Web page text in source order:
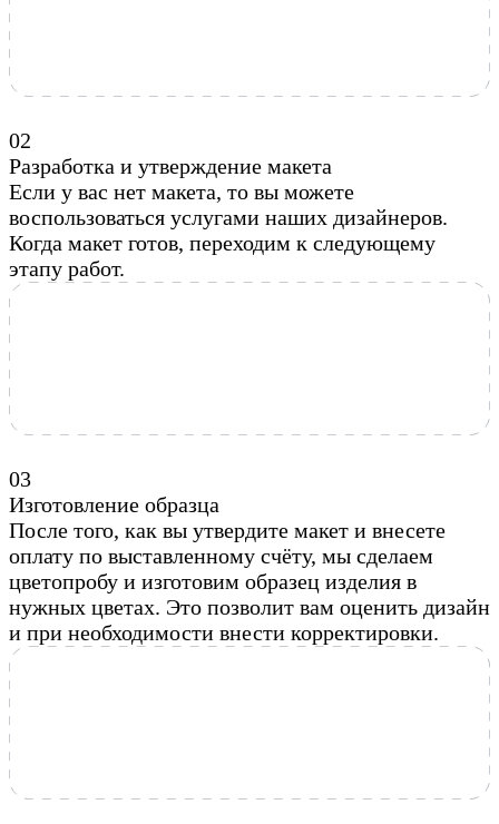
02
Разработка и утверждение макета
Если у вас нет макета, то вы можете
воспользоваться услугами наших дизайнеров.
Когда макет готов, переходим к следующему
этапу работ.
03
Изготовление образца
После того, как вы утвердите макет и внесете
оплату по выставленному счёту, мы сделаем
цветопробу и изготовим образец изделия в
нужных цветах. Это позволит вам оценить дизайн
и при необходимости внести корректировки.